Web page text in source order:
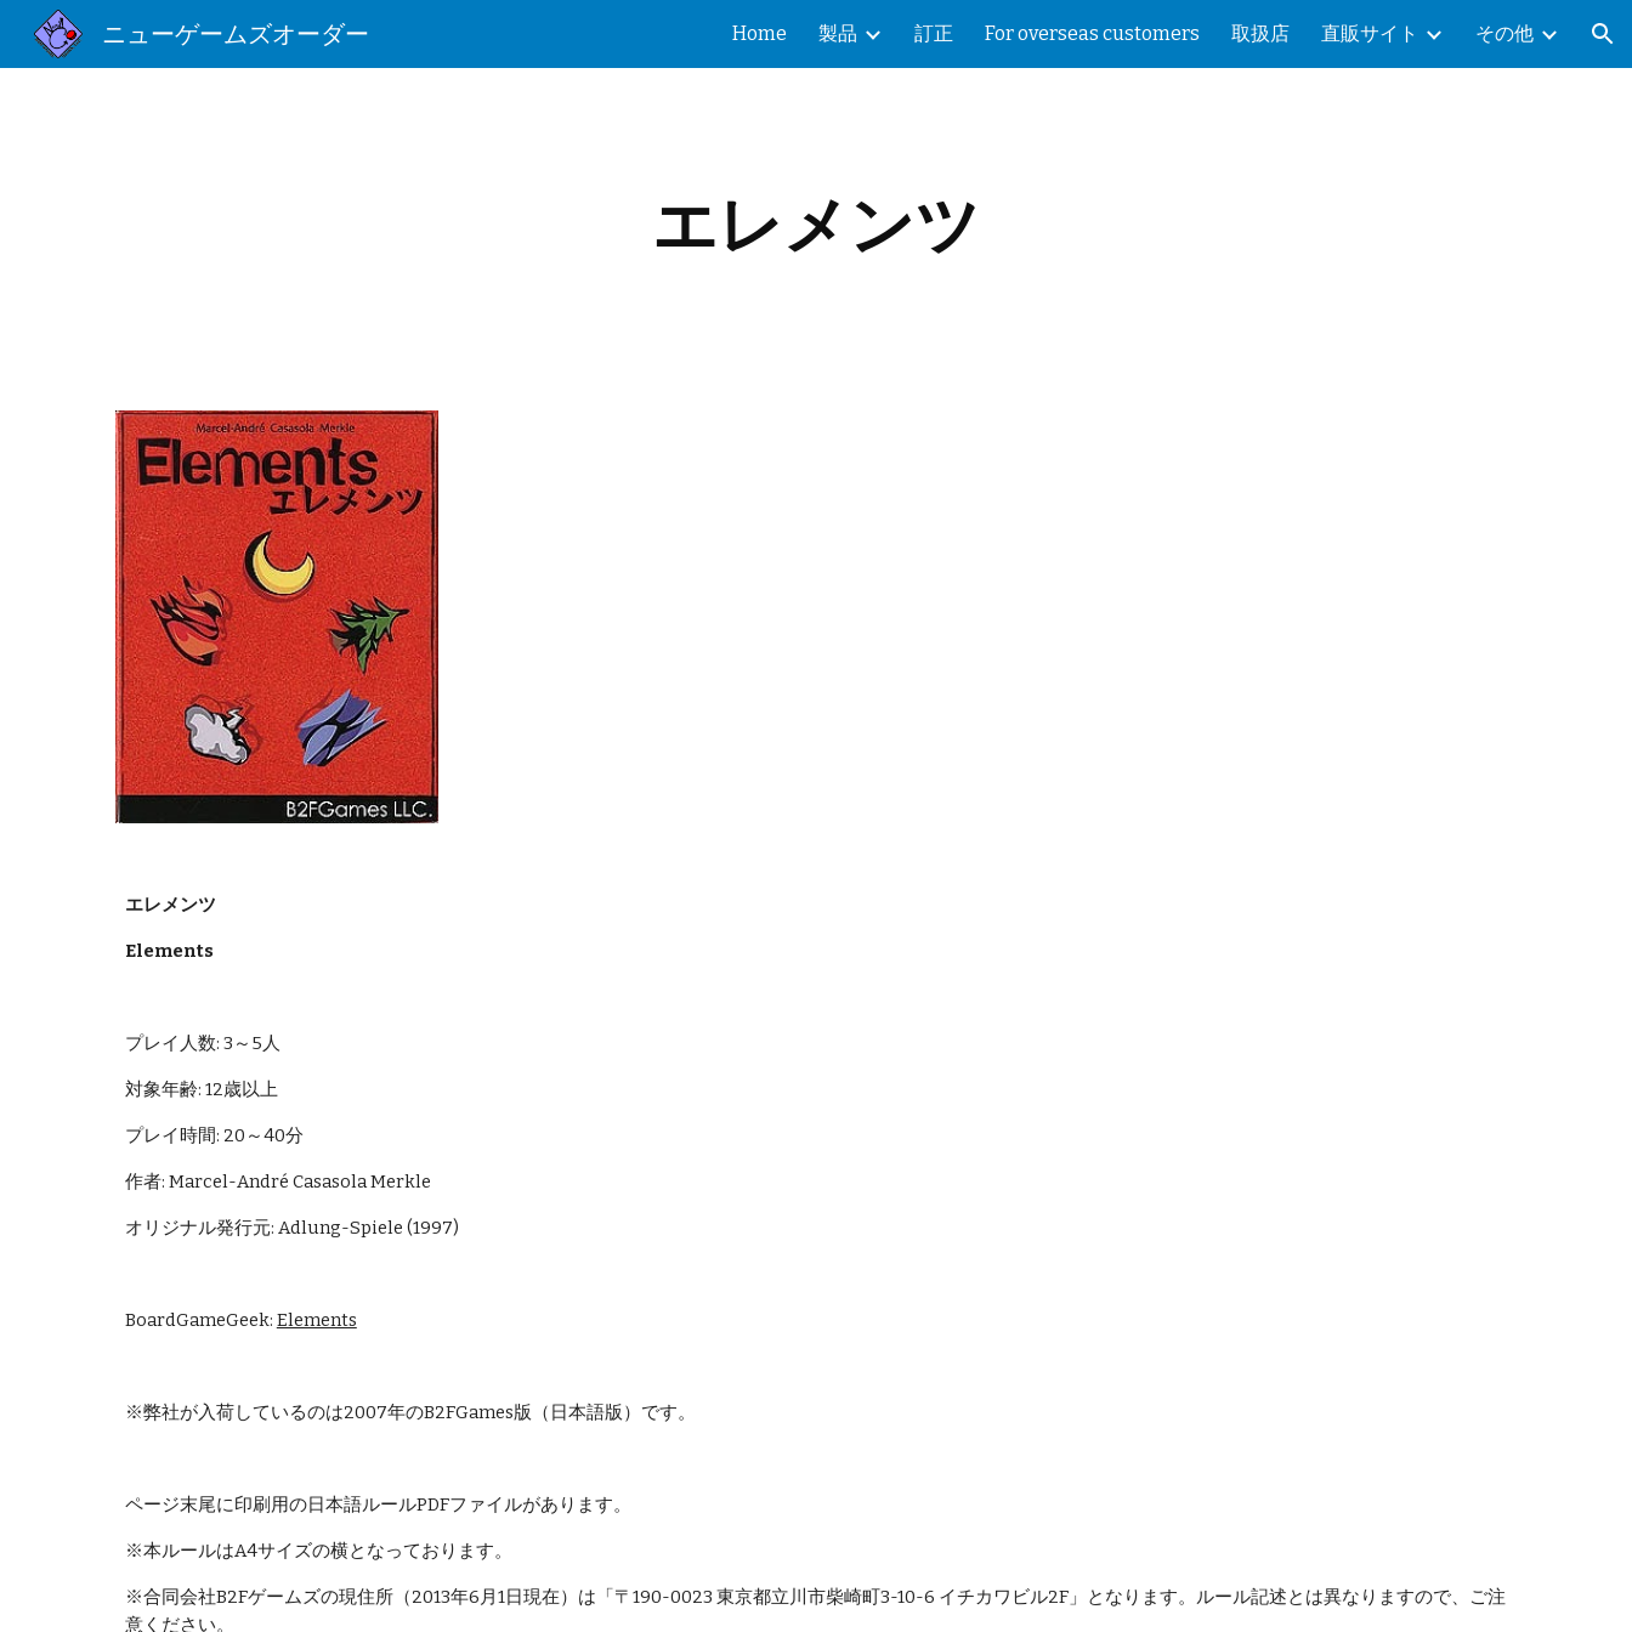
Skip to navigation
ニューゲームズオーダー Home 製品 訂正 For overseas customers 取扱店 直販サイト その他
エレメンツ
エレメンツ
Elements
プレイ人数: 3～5人
対象年齢: 12歳以上
プレイ時間: 20～40分
作者: Marcel-André Casasola Merkle
オリジナル発行元: Adlung-Spiele (1997)
BoardGameGeek: Elements
※弊社が入荷しているのは2007年のB2FGames版（日本語版）です。
ページ末尾に印刷用の日本語ルールPDFファイルがあります。
※本ルールはA4サイズの横となっております。
※合同会社B2Fゲームズの現住所（2013年6月1日現在）は「〒190-0023 東京都立川市柴崎町3-10-6 イチカワビル2F」となります。ルール記述とは異なりますので、ご注
意ください。